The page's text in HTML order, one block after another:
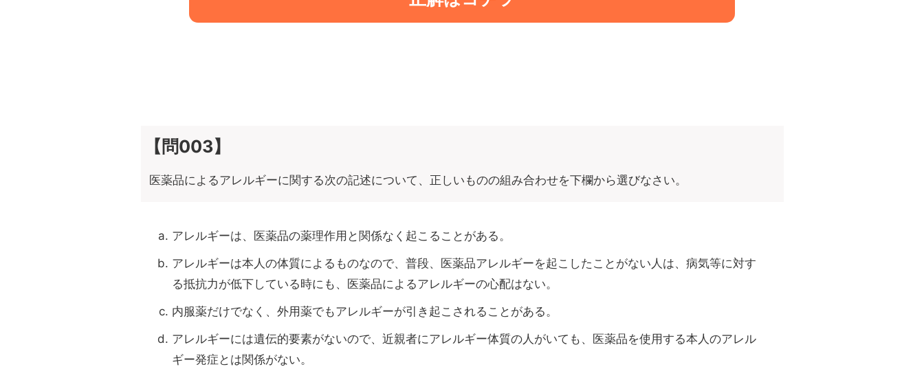
【問003】
医薬品によるアレルギーに関する次の記述について、正しいものの組み合わせを下欄から選びなさい。
アレルギーは、医薬品の薬理作用と関係なく起こることがある。
アレルギーは本人の体質によるものなので、普段、医薬品アレルギーを起こしたことがない人は、病気等に対す
る抵抗力が低下している時にも、医薬品によるアレルギーの心配はない。
内服薬だけでなく、外用薬でもアレルギーが引き起こされることがある。
アレルギーには遺伝的要素がないので、近親者にアレルギー体質の人がいても、医薬品を使用する本人のアレル
ギー発症とは関係がない。